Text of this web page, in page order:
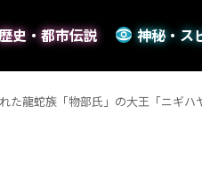
史・都市伝説 神秘・ス
た龍蛇族「物部氏」の大王「ニギ